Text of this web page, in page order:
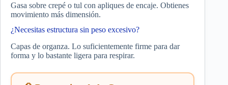
Gasa sobre crepé o tul con apliques de encaje. Obtienes
movimiento más dimensión.
¿Necesitas estructura sin peso excesivo?
Capas de organza. Lo suficientemente firme para dar
forma y lo bastante ligera para respirar.